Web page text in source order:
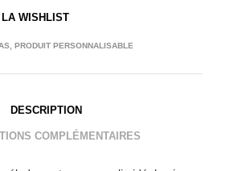
WISHLIST
, PRODUIT PERSONNALISABLE
DESCRIPTION
COMPLÉMENTAIRES